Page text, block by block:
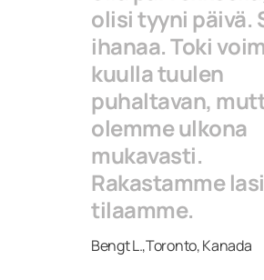
olisi tyyni päivä.
ihanaa. Toki
kuulla tuulen
puhaltavan,
olemme ulkona
mukavasti.
Rakastamme
tilaamme.
Bengt L.,Toronto, Kanada